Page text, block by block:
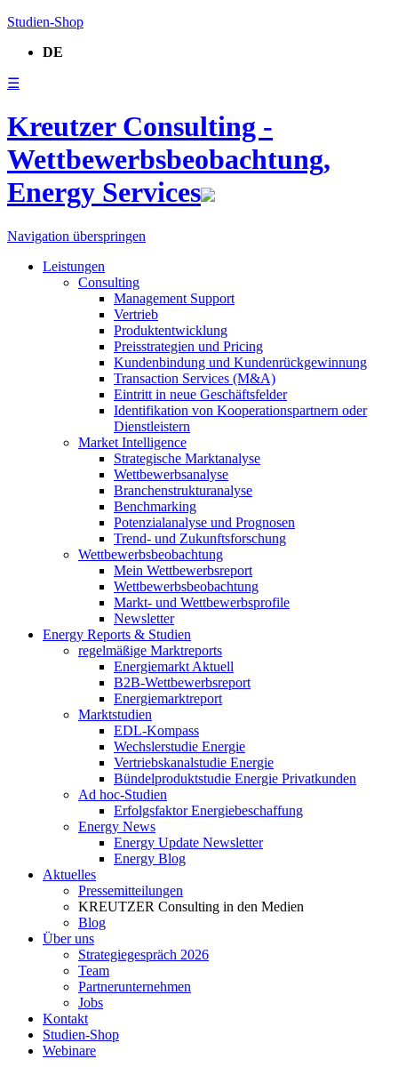
Studien-Shop
DE
☰
Kreutzer Consulting -
Wettbewerbsbeobachtung,
Energy Services
Navigation überspringen
Leistungen
Consulting
Management Support
Vertrieb
Produktentwicklung
Preisstrategien und Pricing
Kundenbindung und Kundenrückgewinnung
Transaction Services (M&A)
Eintritt in neue Geschäftsfelder
Identifikation von Kooperationspartnern oder
Dienstleistern
Market Intelligence
Strategische Marktanalyse
Wettbewerbsanalyse
Branchenstrukturanalyse
Benchmarking
Potenzialanalyse und Prognosen
Trend- und Zukunftsforschung
Wettbewerbs­beobachtung
Mein Wettbewerbsreport
Wettbewerbsbeobachtung
Markt- und Wettbewerbsprofile
Newsletter
Energy Reports & Studien
regelmäßige Marktreports
Energiemarkt Aktuell
B2B-Wettbewerbsreport
Energiemarktreport
Marktstudien
EDL-Kompass
Wechslerstudie Energie
Vertriebskanalstudie Energie
Bündelproduktstudie Energie Privatkunden
Ad hoc-Studien
Erfolgsfaktor Energiebeschaffung
Energy News
Energy Update Newsletter
Energy Blog
Aktuelles
Pressemitteilungen
KREUTZER Consulting in den Medien
Blog
Über uns
Strategiegespräch 2026
Team
Partnerunternehmen
Jobs
Kontakt
Studien-Shop
Webinare